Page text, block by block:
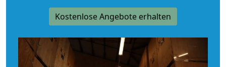
Kostenlose Angebote erhalten